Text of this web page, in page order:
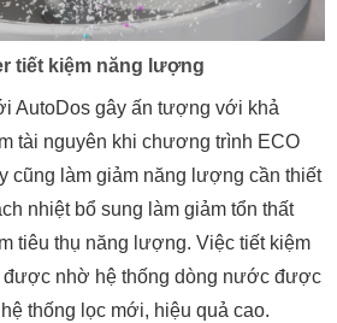
tiết kiệm năng lượng
AutoDos gây ấn tượng với khả
tài nguyên khi chương trình ECO
cũng làm giảm năng lượng cần thiết
nhiệt bổ sung làm giảm tổn thất
tiêu thụ năng lượng. Việc tiết kiệm
nhờ hệ thống dòng nước được
thống lọc mới, hiệu quả cao.